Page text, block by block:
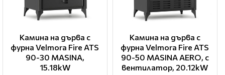
Камина на дърва с
фурна Velmora Fire ATS
90-30 ΜΑSΙΝΑ,
15.18kW
Камина на дърва с
фурна Velmora Fire ATS
90-50 ΜΑSΙΝΑ AERO, с
вентилатор, 20.12kW